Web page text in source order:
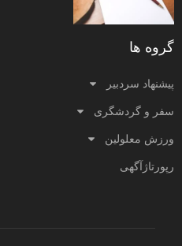
گروه ها
پیشنهاد سردبیر
سفر و گردشگری
ورزش معلولین
رپورتاژآگهی